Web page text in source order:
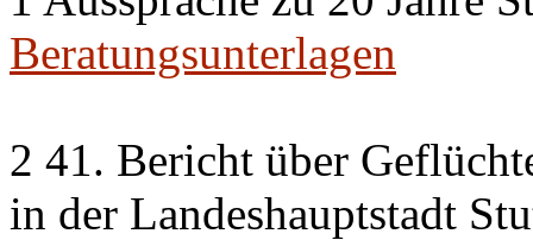
Beratungsunterlagen
2 41. Bericht über
in der Landeshauptstadt